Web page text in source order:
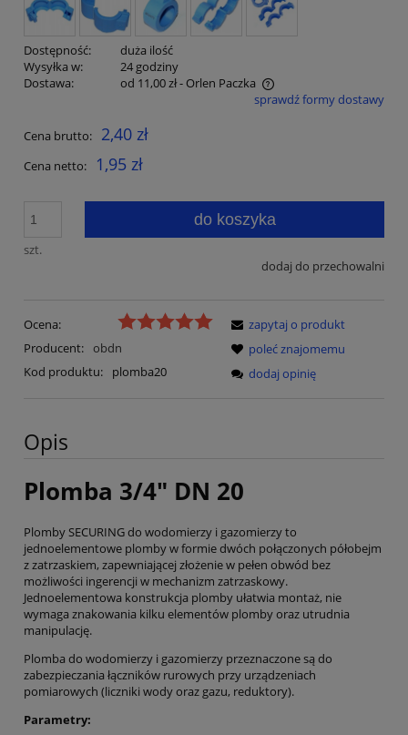
Dostępność:
duża ilość
Wysyłka w:
24 godziny
Dostawa:
od 11,00 zł- Orlen Paczka
Cena nie zawiera ewentualnych kosztów płatnościsprawdź formy dostawy
Cena brutto: 2,40 zł
Cena netto: 1,95 zł
szt.
do koszyka
dodaj do przechowalni
Ocena:
Producent: obdn
Kod produktu:
plomba20
zapytaj o produkt
poleć znajomemu
dodaj opinię
Opis
Plomba 3/4" DN 20
Plomby SECURING do wodomierzy i gazomierzy to
jednoelementowe plomby w formie dwóch połączonych półobejm
z zatrzaskiem, zapewniającej złożenie w pełen obwód bez
możliwości ingerencji w mechanizm zatrzaskowy.
Jednoelementowa konstrukcja plomby ułatwia montaż, nie
wymaga znakowania kilku elementów plomby oraz utrudnia
manipulację.
Plomba do wodomierzy i gazomierzy przeznaczone są do
zabezpieczania łączników rurowych przy urządzeniach
pomiarowych (liczniki wody oraz gazu, reduktory).
Parametry: